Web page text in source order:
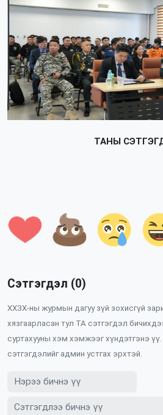
ТАНЫ
Сэтгэгдэл (0)
ХХЗХ-ны журмын дагуу зүй зохисгүй
хязгаарласан тул ТА сэтгэгдэл
суртахууны хэм хэмжээг хүндэтгэнэ
сэтгэгдэлийг админ устгах эрхтэй.